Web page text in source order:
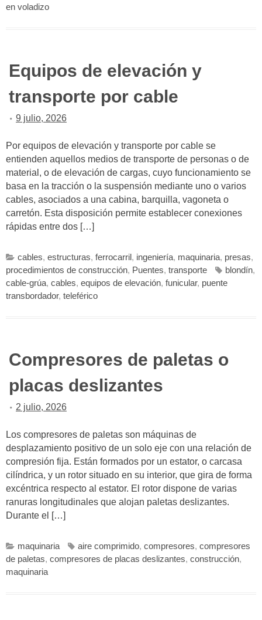
en voladizo
Equipos de elevación y
transporte por cable
9 julio, 2026
Por equipos de elevación y transporte por cable se
entienden aquellos medios de transporte de personas o de
material, o de elevación de cargas, cuyo funcionamiento se
basa en la tracción o la suspensión mediante uno o varios
cables, asociados a una cabina, barquilla, vagoneta o
carretón. Esta disposición permite establecer conexiones
rápidas entre dos […]
cables, estructuras, ferrocarril , ingeniería, maquinaria, presas,
procedimientos de construcción, Puentes, transporte blondín,
cable-grúa, cables, equipos de elevación, funicular, puente
transbordador, teleférico
Compresores de paletas o
placas deslizantes
2 julio, 2026
Los compresores de paletas son máquinas de
desplazamiento positivo de un solo eje con una relación de
compresión fija. Están formados por un estator, o carcasa
cilíndrica, y un rotor situado en su interior, que gira de forma
excéntrica respecto al estator. El rotor dispone de varias
ranuras longitudinales que alojan paletas deslizantes.
Durante el […]
maquinaria aire comprimido, compresores, compresores
de paletas, compresores de placas deslizantes, construcción,
maquinaria